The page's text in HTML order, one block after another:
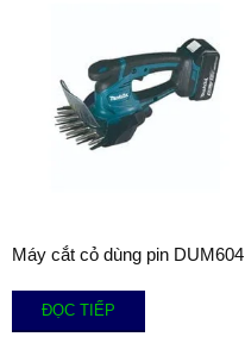
Máy cắt cỏ dùng pin DUM604
ĐỌC TIẾP